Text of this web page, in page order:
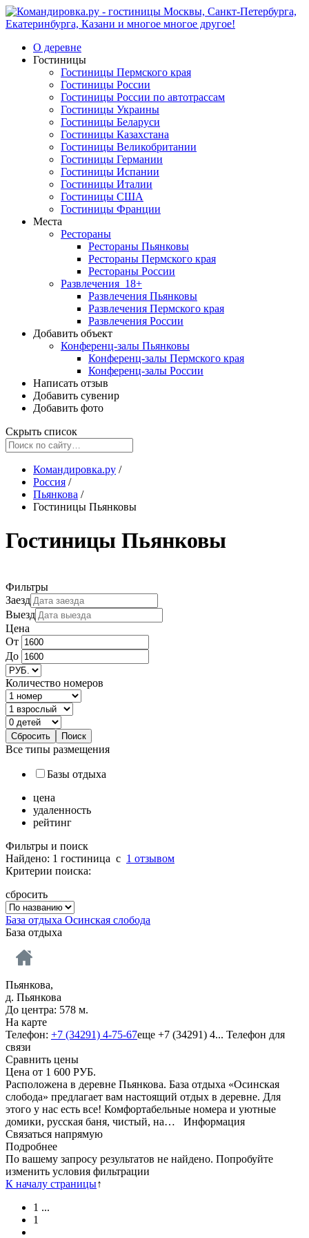
О деревне
Гостиницы
Гостиницы Пермского края
Гостиницы России
Гостиницы России по автотрассам
Гостиницы Украины
Гостиницы Беларуси
Гостиницы Казахстана
Гостиницы Великобритании
Гостиницы Германии
Гостиницы Испании
Гостиницы Италии
Гостиницы США
Гостиницы Франции
Места
Рестораны
Рестораны Пьянковы
Рестораны Пермского края
Рестораны России
Развлечения 18+
Развлечения Пьянковы
Развлечения Пермского края
Развлечения России
Добавить объект
Конференц-залы Пьянковы
Конференц-залы Пермского края
Конференц-залы России
Написать отзыв
Добавить сувенир
Добавить фото
Скрыть список
Командировка.ру /
Россия /
Пьянкова /
Гостиницы Пьянковы
Гостиницы Пьянковы
Фильтры
Заезд
Выезд
Цена
От
До
Количество номеров
Все типы размещения
Базы отдыха
цена
удаленность
рейтинг
Фильтры и поиск
Найдено: 1 гостиница c 1 отзывом
Критерии поиска:
сбросить
База отдыха Осинская слобода
База отдыха
Пьянкова,
д. Пьянкова
До центра: 578 м.
На карте
Телефон: +7 (34291) 4-75-67еще +7 (34291) 4... Телефон для
связи
Сравнить цены
Цена от 1 600 РУБ.
Расположена в деревне Пьянкова. База отдыха «Осинская
слобода» предлагает вам настоящий отдых в деревне. Для
этого у нас есть все! Комфортабельные номера и уютные
домики, русская баня, чистый, на… Информация
Связаться напрямую
Подробнее
По вашему запросу результатов не найдено. Попробуйте
изменить условия фильтрации
К началу страницы↑
1 ...
1